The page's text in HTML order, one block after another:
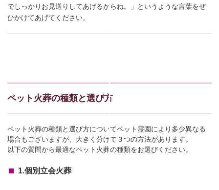
でしっかりお見送りしてあげるからね。」というような言葉をぜ
ひかけてあげてください。
ペット火葬の種類と選び方
ペット火葬の種類と選び方についてペット霊園により多少異なる
場合もございますが、大きく分けて３つの方法があります。
以下の質問から最適なペット火葬の種類をお選びください。
1.個別立会火葬